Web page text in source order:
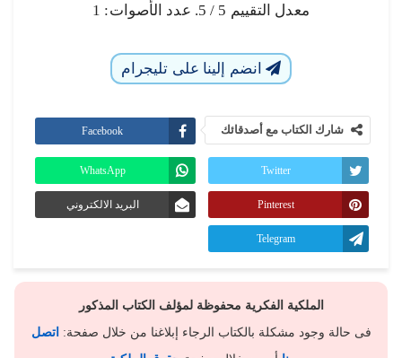
معدل التقييم 5 / 5. عدد الأصوات: 1
انضم إلينا على تليجرام
شارك الكتاب مع أصدقائك Facebook
Twitter
WhatsApp
Pinterest البريد الالكتروني
Telegram
الملكية الفكرية محفوظة لمؤلف الكتاب المذكور
فى حالة وجود مشكلة بالكتاب الرجاء إبلاغنا من خلال صفحة: اتصل